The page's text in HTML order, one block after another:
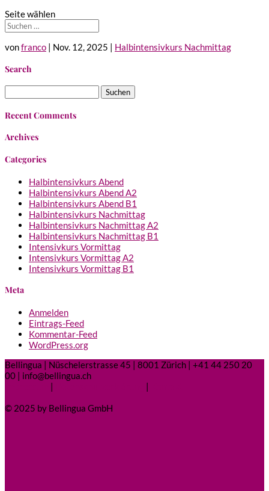
Seite wählen
vonfranco | Nov. 12, 2025 | Halbintensivkurs Nachmittag
Search
nach:
Recent Comments
Archives
Categories
Halbintensivkurs Abend
Halbintensivkurs Abend A2
Halbintensivkurs Abend B1
Halbintensivkurs Nachmittag
Halbintensivkurs Nachmittag A2
Halbintensivkurs Nachmittag B1
Intensivkurs Vormittag
Intensivkurs Vormittag A2
Intensivkurs Vormittag B1
Meta
Anmelden
Eintrags-Feed
Kommentar-Feed
WordPress.org
Bellingua | Nüschelerstrasse 45 | 8001 Zürich | +41 44 250 20
00 | info@bellingua.ch
| |
© 2025 by Bellingua GmbH